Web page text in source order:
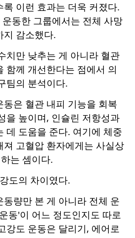
이런 효과는 더욱 커졌다.
동한 그룹에서는 전체 사망
지 감소했다.
치만 낮추는 게 아니라 혈관
함께 개선한다는 점에서 의
팀의 분석이다.
동은 혈관 내피 기능을 회복
을 높이며, 인슐린 저항성과
데 도움을 준다. 여기에 체중
져 고혈압 환자에게는 사실상
는 셈이다.
도의 차이였다.
량만 본 게 아니라 전체 운
동'이 어느 정도인지도 따로
강도 운동은 달리기, 에어로